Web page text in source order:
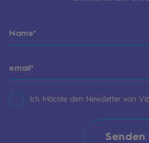
Ich Möchte den Newsletter von
Senden